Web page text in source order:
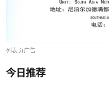
列表页广告
今日推荐